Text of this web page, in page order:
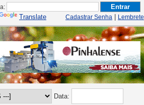
Cadastrar Senha
Lembrete
Translate
Data: